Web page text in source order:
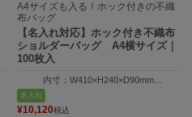
A4サイズも入る！ホック付きの不織
布バッグ
【名入れ対応】ホック付き不織布
ショルダーバッグ A4横サイズ｜
100枚入
内寸：W410×H240×D90mm
外寸：W320×H240×D90mm
名入れ
¥10,120税込